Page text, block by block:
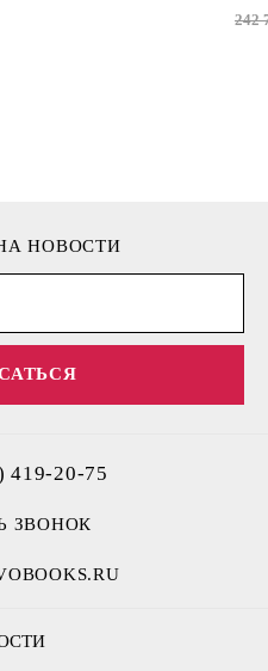
242
НОВОСТИ
419-20-75
ЗВОНОК